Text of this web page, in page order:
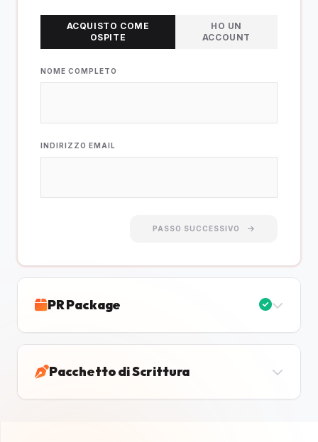
ACQUISTO COME
OSPITE
HO UN
ACCOUNT
NOME COMPLETO
INDIRIZZO EMAIL
PASSO SUCCESSIVO
PR Package
Pacchetto di Scrittura